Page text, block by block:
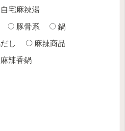
宅麻辣湯
豚骨系 鍋
し 麻辣商品
辣香鍋